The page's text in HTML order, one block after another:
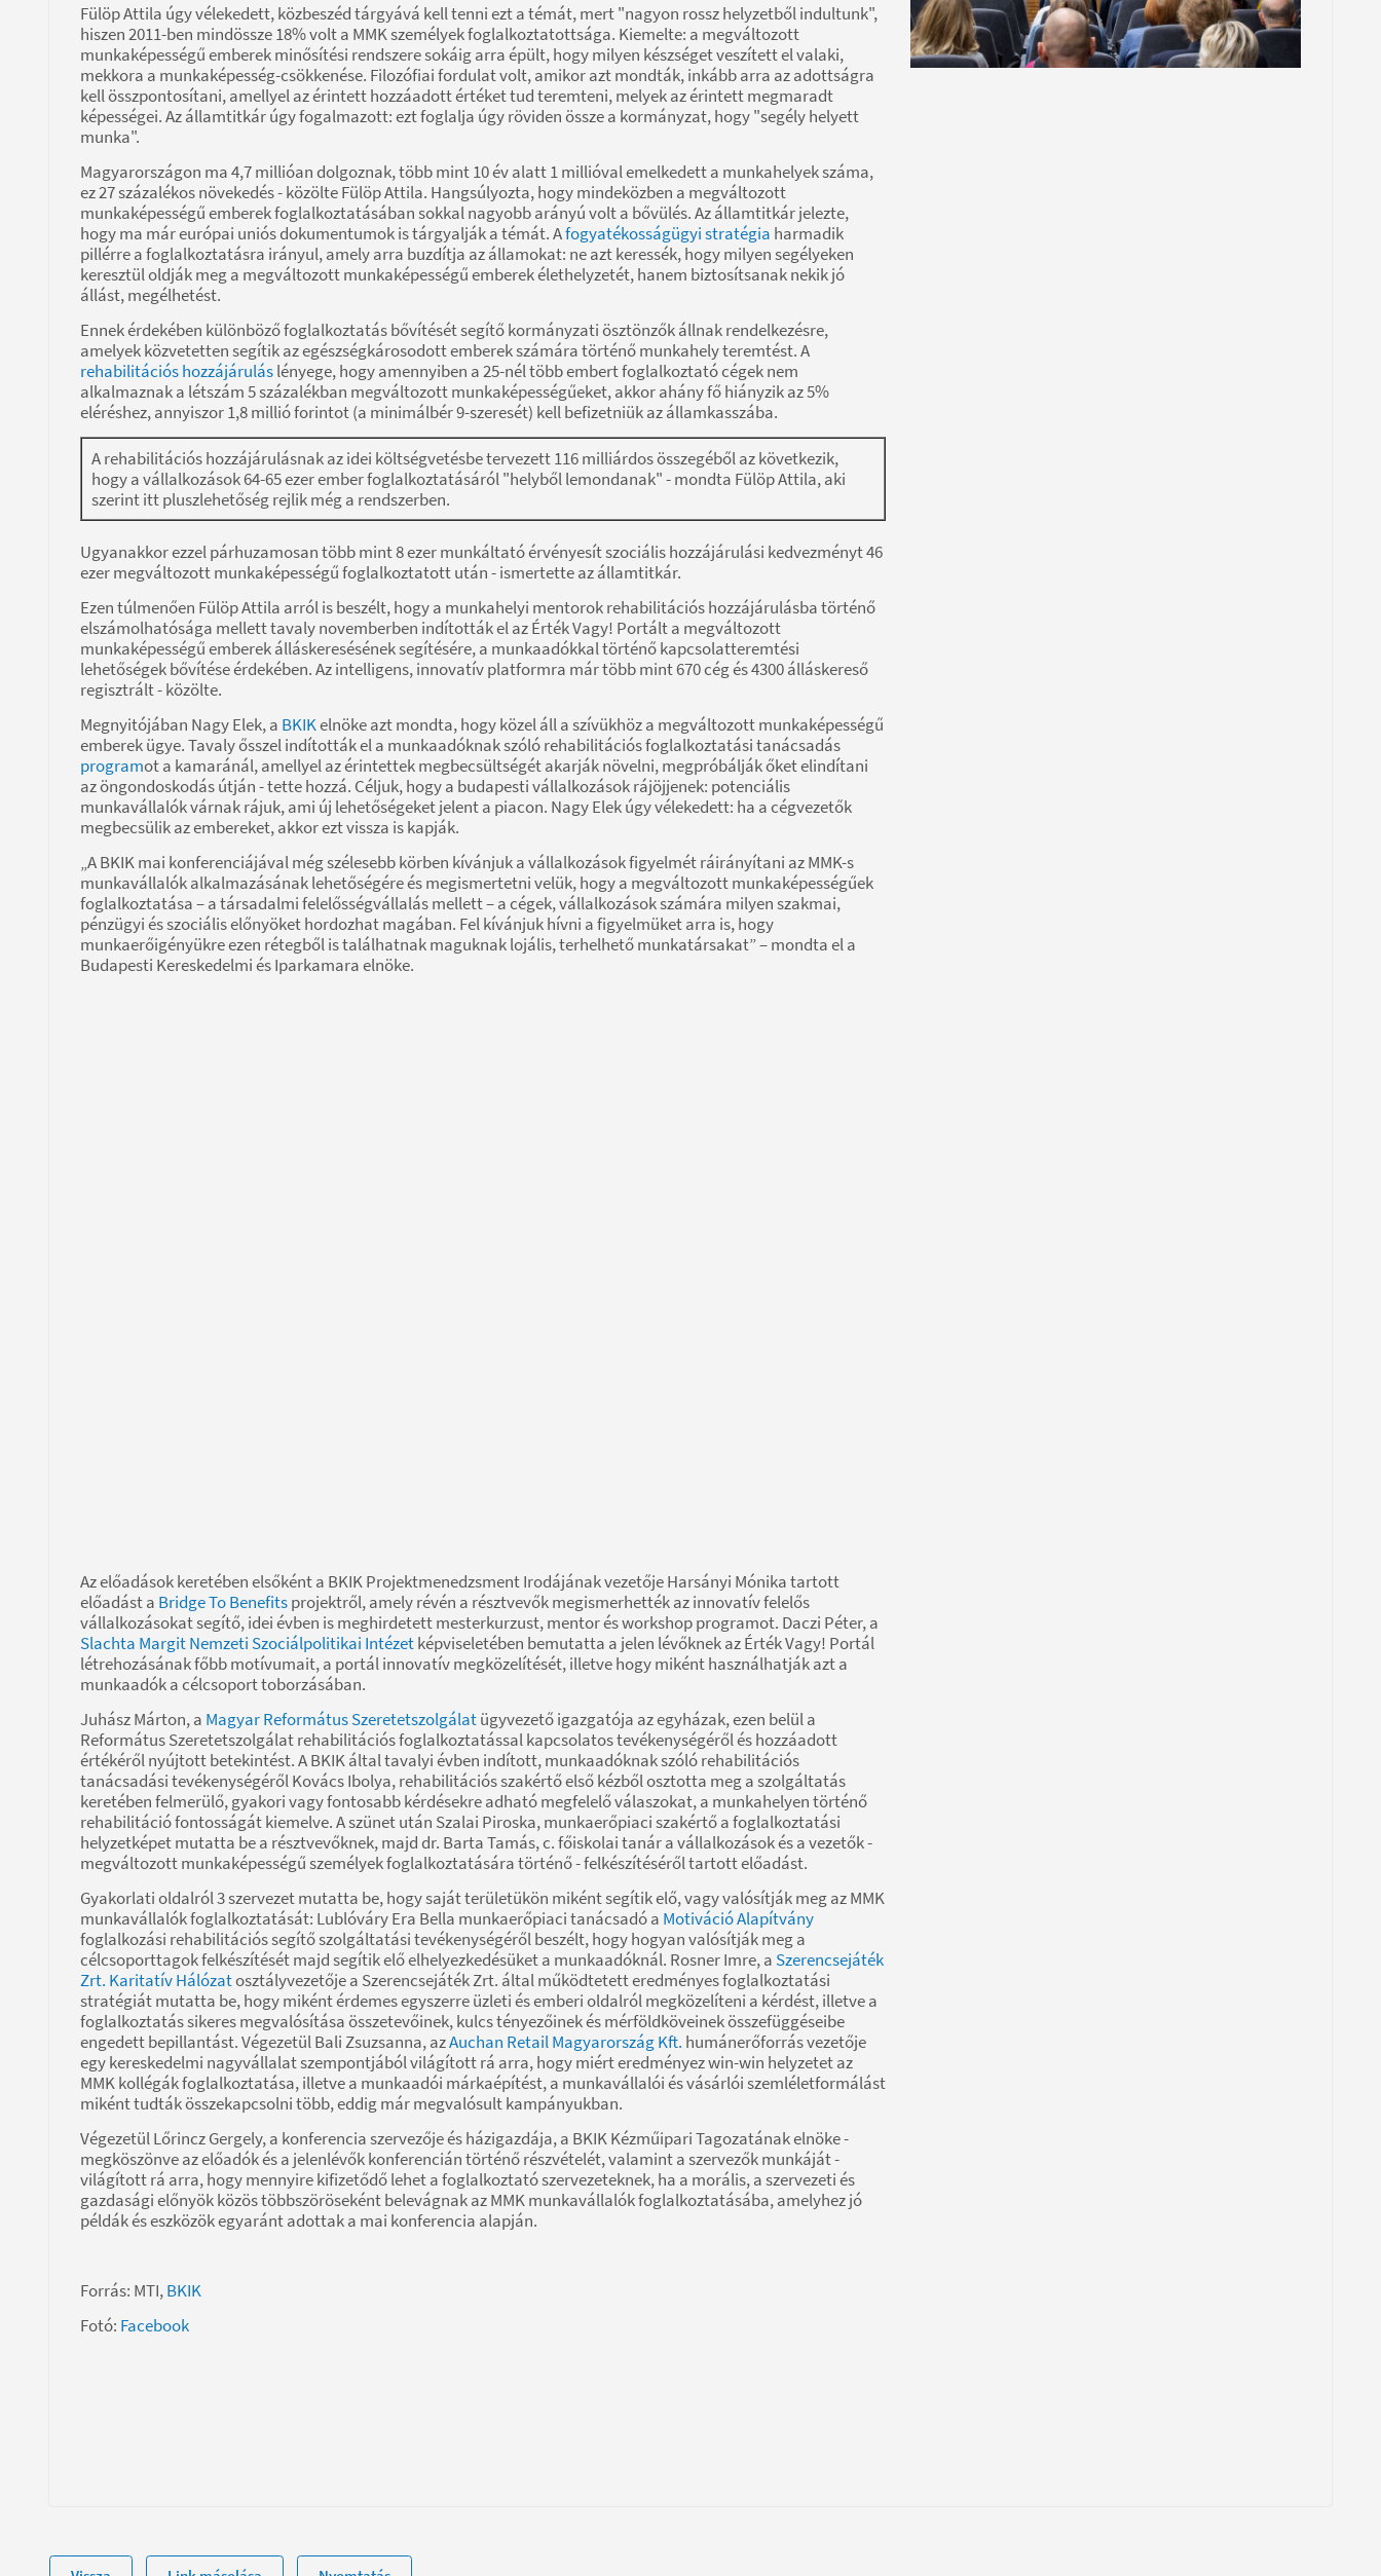
Fülöp Attila úgy vélekedett, közbeszéd tárgyává kell tenni ezt a témát, mert "nagyon rossz helyzetből indultunk",
hiszen 2011-ben mindössze 18% volt a MMK személyek foglalkoztatottsága. Kiemelte: a megváltozott
munkaképességű emberek minősítési rendszere sokáig arra épült, hogy milyen készséget veszített el valaki,
mekkora a munkaképesség-csökkenése. Filozófiai fordulat volt, amikor azt mondták, inkább arra az adottságra
kell összpontosítani, amellyel az érintett hozzáadott értéket tud teremteni, melyek az érintett megmaradt
képességei. Az államtitkár úgy fogalmazott: ezt foglalja úgy röviden össze a kormányzat, hogy "segély helyett
munka".
Magyarországon ma 4,7 millióan dolgoznak, több mint 10 év alatt 1 millióval emelkedett a munkahelyek száma,
ez 27 százalékos növekedés - közölte Fülöp Attila. Hangsúlyozta, hogy mindeközben a megváltozott
munkaképességű emberek foglalkoztatásában sokkal nagyobb arányú volt a bővülés. Az államtitkár jelezte,
hogy ma már európai uniós dokumentumok is tárgyalják a témát. Afogyatékosságügyi stratégia harmadik
pillérre a foglalkoztatásra irányul, amely arra buzdítja az államokat: ne azt keressék, hogy milyen segélyeken
keresztül oldják meg a megváltozott munkaképességű emberek élethelyzetét, hanem biztosítsanak nekik jó
állást, megélhetést.
Ennek érdekében különböző foglalkoztatás bővítését segítő kormányzati ösztönzők állnak rendelkezésre,
amelyek közvetetten segítik az egészségkárosodott emberek számára történő munkahely teremtést. A
rehabilitációs hozzájáruláslényege, hogy amennyiben a 25-nél több embert foglalkoztató cégek nem
alkalmaznak a létszám 5 százalékban megváltozott munkaképességűeket, akkor ahány fő hiányzik az 5%
eléréshez, annyiszor 1,8 millió forintot (a minimálbér 9-szeresét) kell befizetniük az államkasszába.
A rehabilitációs hozzájárulásnak az idei költségvetésbe tervezett 116 milliárdos összegéből az következik,
hogy a vállalkozások 64-65 ezer ember foglalkoztatásáról "helyből lemondanak" - mondta Fülöp Attila, aki
szerint itt pluszlehetőség rejlik még a rendszerben.
Ugyanakkor ezzel párhuzamosan több mint 8 ezer munkáltató érvényesít szociális hozzájárulási kedvezményt 46
ezer megváltozott munkaképességű foglalkoztatott után - ismertette az államtitkár.
Ezen túlmenően Fülöp Attila arról is beszélt, hogy a munkahelyi mentorok rehabilitációs hozzájárulásba történő
elszámolhatósága mellett tavaly novemberben indították el az Érték Vagy! Portált a megváltozott
munkaképességű emberek álláskeresésének segítésére, a munkaadókkal történő kapcsolatteremtési
lehetőségek bővítése érdekében. Az intelligens, innovatív platformra már több mint 670 cég és 4300 álláskereső
regisztrált - közölte.
Megnyitójában Nagy Elek, a BKIKelnöke azt mondta, hogy közel áll a szívükhöz a megváltozott munkaképességű
emberek ügye. Tavaly ősszel indították el a munkaadóknak szóló rehabilitációs foglalkoztatási tanácsadás
programot a kamaránál, amellyel az érintettek megbecsültségét akarják növelni, megpróbálják őket elindítani
az öngondoskodás útján - tette hozzá. Céljuk, hogy a budapesti vállalkozások rájöjjenek: potenciális
munkavállalók várnak rájuk, ami új lehetőségeket jelent a piacon. Nagy Elek úgy vélekedett: ha a cégvezetők
megbecsülik az embereket, akkor ezt vissza is kapják.
„A BKIK mai konferenciájával még szélesebb körben kívánjuk a vállalkozások figyelmét ráirányítani az MMK-s
munkavállalók alkalmazásának lehetőségére és megismertetni velük, hogy a megváltozott munkaképességűek
foglalkoztatása – a társadalmi felelősségvállalás mellett – a cégek, vállalkozások számára milyen szakmai,
pénzügyi és szociális előnyöket hordozhat magában. Fel kívánjuk hívni a figyelmüket arra is, hogy
munkaerőigényükre ezen rétegből is találhatnak maguknak lojális, terhelhető munkatársakat” – mondta el a
Budapesti Kereskedelmi és Iparkamara elnöke.
Az előadások keretében elsőként a BKIK Projektmenedzsment Irodájának vezetője Harsányi Mónika tartott
előadást a Bridge To Benefitsprojektről, amely révén a résztvevők megismerhették az innovatív felelős
vállalkozásokat segítő, idei évben is meghirdetett mesterkurzust, mentor és workshop programot. Daczi Péter, a
Slachta Margit Nemzeti Szociálpolitikai Intézetképviseletében bemutatta a jelen lévőknek az Érték Vagy! Portál
létrehozásának főbb motívumait, a portál innovatív megközelítését, illetve hogy miként használhatják azt a
munkaadók a célcsoport toborzásában.
Juhász Márton, a Magyar Református Szeretetszolgálatügyvezető igazgatója az egyházak, ezen belül a
Református Szeretetszolgálat rehabilitációs foglalkoztatással kapcsolatos tevékenységéről és hozzáadott
értékéről nyújtott betekintést. A BKIK által tavalyi évben indított, munkaadóknak szóló rehabilitációs
tanácsadási tevékenységéről Kovács Ibolya, rehabilitációs szakértő első kézből osztotta meg a szolgáltatás
keretében felmerülő, gyakori vagy fontosabb kérdésekre adható megfelelő válaszokat, a munkahelyen történő
rehabilitáció fontosságát kiemelve. A szünet után Szalai Piroska, munkaerőpiaci szakértő a foglalkoztatási
helyzetképet mutatta be a résztvevőknek, majd dr. Barta Tamás, c. főiskolai tanár a vállalkozások és a vezetők -
megváltozott munkaképességű személyek foglalkoztatására történő - felkészítéséről tartott előadást.
Gyakorlati oldalról 3 szervezet mutatta be, hogy saját területükön miként segítik elő, vagy valósítják meg az MMK
munkavállalók foglalkoztatását: Lublóváry Era Bella munkaerőpiaci tanácsadó a Motiváció Alapítvány
foglalkozási rehabilitációs segítő szolgáltatási tevékenységéről beszélt, hogy hogyan valósítják meg a
célcsoporttagok felkészítését majd segítik elő elhelyezkedésüket a munkaadóknál. Rosner Imre, a Szerencsejáték
Zrt. Karitatív Hálózatosztályvezetője a Szerencsejáték Zrt. által működtetett eredményes foglalkoztatási
stratégiát mutatta be, hogy miként érdemes egyszerre üzleti és emberi oldalról megközelíteni a kérdést, illetve a
foglalkoztatás sikeres megvalósítása összetevőinek, kulcs tényezőinek és mérföldköveinek összefüggéseibe
engedett bepillantást. Végezetül Bali Zsuzsanna, azAuchan Retail Magyarország Kft. humánerőforrás vezetője
egy kereskedelmi nagyvállalat szempontjából világított rá arra, hogy miért eredményez win-win helyzetet az
MMK kollégák foglalkoztatása, illetve a munkaadói márkaépítést, a munkavállalói és vásárlói szemléletformálást
miként tudták összekapcsolni több, eddig már megvalósult kampányukban.
Végezetül Lőrincz Gergely, a konferencia szervezője és házigazdája, a BKIK Kézműipari Tagozatának elnöke -
megköszönve az előadók és a jelenlévők konferencián történő részvételét, valamint a szervezők munkáját -
világított rá arra, hogy mennyire kifizetődő lehet a foglalkoztató szervezeteknek, ha a morális, a szervezeti és
gazdasági előnyök közös többszöröseként belevágnak az MMK munkavállalók foglalkoztatásába, amelyhez jó
példák és eszközök egyaránt adottak a mai konferencia alapján.
Forrás: MTI,BKIK
Fotó: Facebook